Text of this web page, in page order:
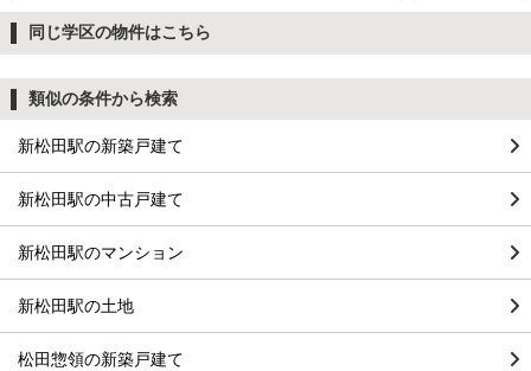
同じ学区の物件はこちら
類似の条件から検索
新松田駅の新築戸建て
新松田駅の中古戸建て
新松田駅のマンション
新松田駅の土地
松田惣領の新築戸建て